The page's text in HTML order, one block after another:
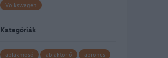
Volkswagen
Kategóriák
ablakmosó ablaktörlő
abroncs